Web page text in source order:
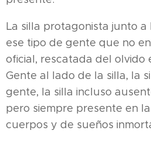
La silla protagonista junto
ese tipo de gente que no
oficial, rescatada del olvido
Gente al lado de la silla, la
gente, la silla incluso
pero siempre presente en
cuerpos y de sueños